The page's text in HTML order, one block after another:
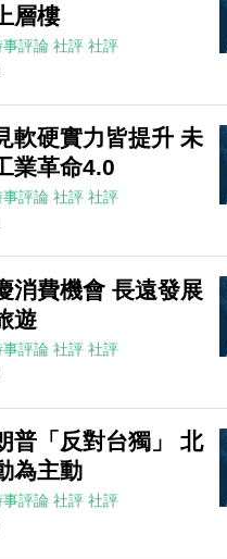
層樓
事評論 社評 社評
軟硬實力皆提升 未
業革命4.0
事評論 社評 社評
消費機會 長遠發展
遊
事評論 社評 社評
普「反對台獨」 北
為主動
事評論 社評 社評